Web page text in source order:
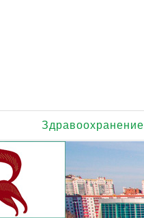
Здравоохранение